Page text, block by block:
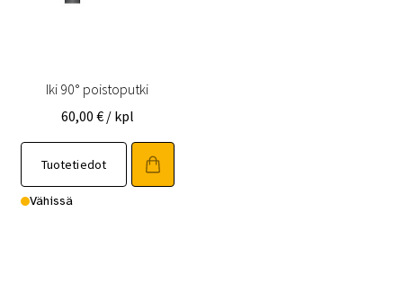
Iki 90° poistoputki
60,00 € / kpl
Tuotetiedot
Vähissä